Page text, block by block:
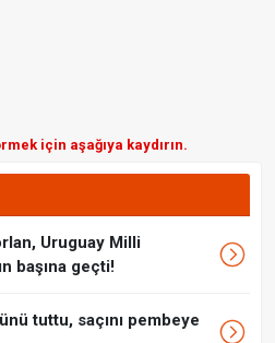
için aşağıya kaydırın.
Uruguay Milli
başına geçti!
tuttu, saçını pembeye